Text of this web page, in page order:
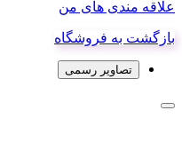
علاقه مندی های من
بازگشت به فروشگاه
تصاویر رسمی